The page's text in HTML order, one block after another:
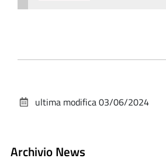
documento
ultima modifica03/06/2024
Archivio News